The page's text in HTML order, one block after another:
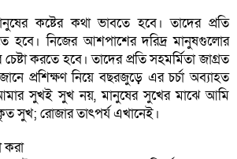
কষ্টের কথা ভাবতে হবে। তাদের প্রতি
হবে। নিজের আশপাশের দরিদ্র মানুষগুলোর
চেষ্টা করতে হবে। তাদের প্রতি সহমর্মিতা জাগ্রত
প্রশিক্ষণ নিয়ে বছরজুড়ে এর চর্চা অব্যাহত
সুখই সুখ নয়, মানুষের সুখের মাঝে আমি
সুখ; রোজার তাৎপর্য এখানেই।
করা